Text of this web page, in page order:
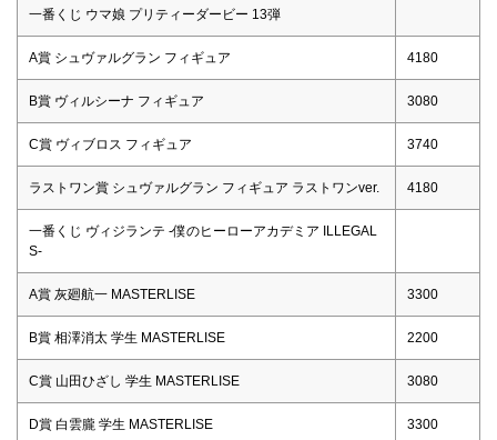
一番くじ ウマ娘 プリティーダービー 13弾
A賞 シュヴァルグラン フィギュア 4180
B賞 ヴィルシーナ フィギュア 3080
C賞 ヴィブロス フィギュア 3740
ラストワン賞 シュヴァルグラン フィギュア ラストワンver. 4180
一番くじ ヴィジランテ -僕のヒーローアカデミア ILLEGAL
S-
A賞 灰廻航一 MASTERLISE 3300
B賞 相澤消太 学生 MASTERLISE 2200
C賞 山田ひざし 学生 MASTERLISE 3080
D賞 白雲朧 学生 MASTERLISE 3300